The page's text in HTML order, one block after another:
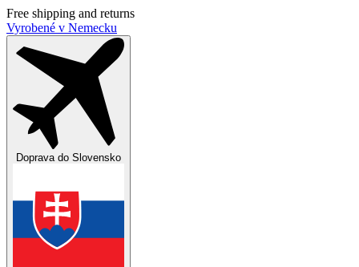
Free shipping and returns
Vyrobené v Nemecku
Doprava do Slovensko